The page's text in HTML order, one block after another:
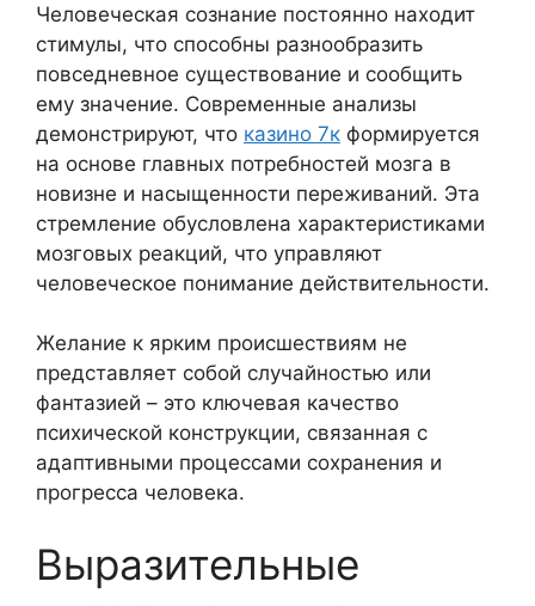
Человеческая сознание постоянно находит
стимулы, что способны разнообразить
повседневное существование и сообщить
ему значение. Современные анализы
демонстрируют, что казино 7к формируется
на основе главных потребностей мозга в
новизне и насыщенности переживаний. Эта
стремление обусловлена характеристиками
мозговых реакций, что управляют
человеческое понимание действительности.
Желание к ярким происшествиям не
представляет собой случайностью или
фантазией – это ключевая качество
психической конструкции, связанная с
адаптивными процессами сохранения и
прогресса человека.
Выразительные